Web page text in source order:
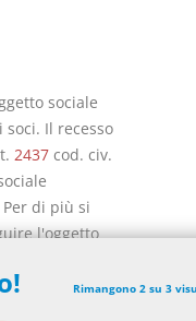
sociale
Il recesso
2437cod. civ.
di più si
l'oggetto
p. 284. Non èRimangono 2 su 3